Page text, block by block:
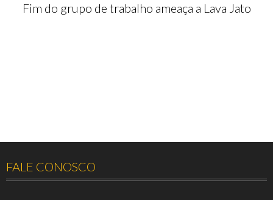
Fim do grupo de trabalho ameaça a Lava Jato
FALE CONOSCO